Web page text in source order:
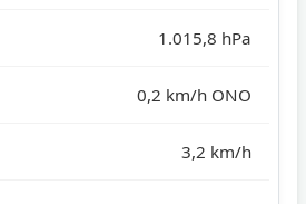
1.015,8 hPa
0,2 km/h ONO
3,2 km/h